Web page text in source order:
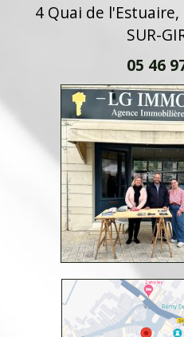
4 Quai de l'Estuaire,
SUR-
05 46